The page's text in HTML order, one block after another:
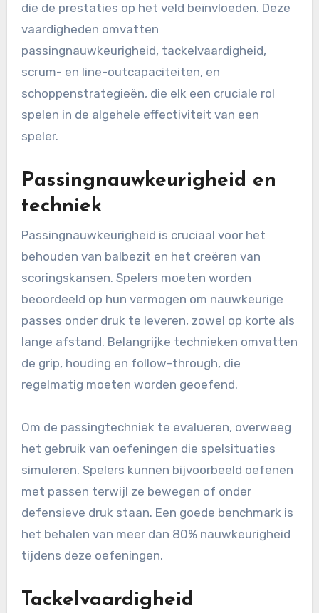
die de prestaties op het veld beïnvloeden. Deze
vaardigheden omvatten
passingnauwkeurigheid, tackelvaardigheid,
scrum- en line-outcapaciteiten, en
schoppenstrategieën, die elk een cruciale rol
spelen in de algehele effectiviteit van een
speler.
Passingnauwkeurigheid en
techniek
Passingnauwkeurigheid is cruciaal voor het
behouden van balbezit en het creëren van
scoringskansen. Spelers moeten worden
beoordeeld op hun vermogen om nauwkeurige
passes onder druk te leveren, zowel op korte als
lange afstand. Belangrijke technieken omvatten
de grip, houding en follow-through, die
regelmatig moeten worden geoefend.
Om de passingtechniek te evalueren, overweeg
het gebruik van oefeningen die spelsituaties
simuleren. Spelers kunnen bijvoorbeeld oefenen
met passen terwijl ze bewegen of onder
defensieve druk staan. Een goede benchmark is
het behalen van meer dan 80% nauwkeurigheid
tijdens deze oefeningen.
Tackelvaardigheid